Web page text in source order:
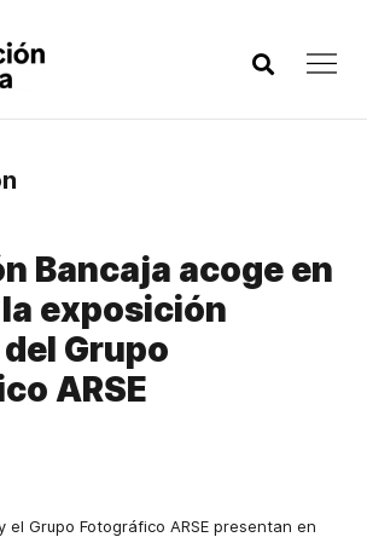
Bancaja acoge en
exposición
Grupo
ARSE
el Grupo Fotográfico ARSE presentan en